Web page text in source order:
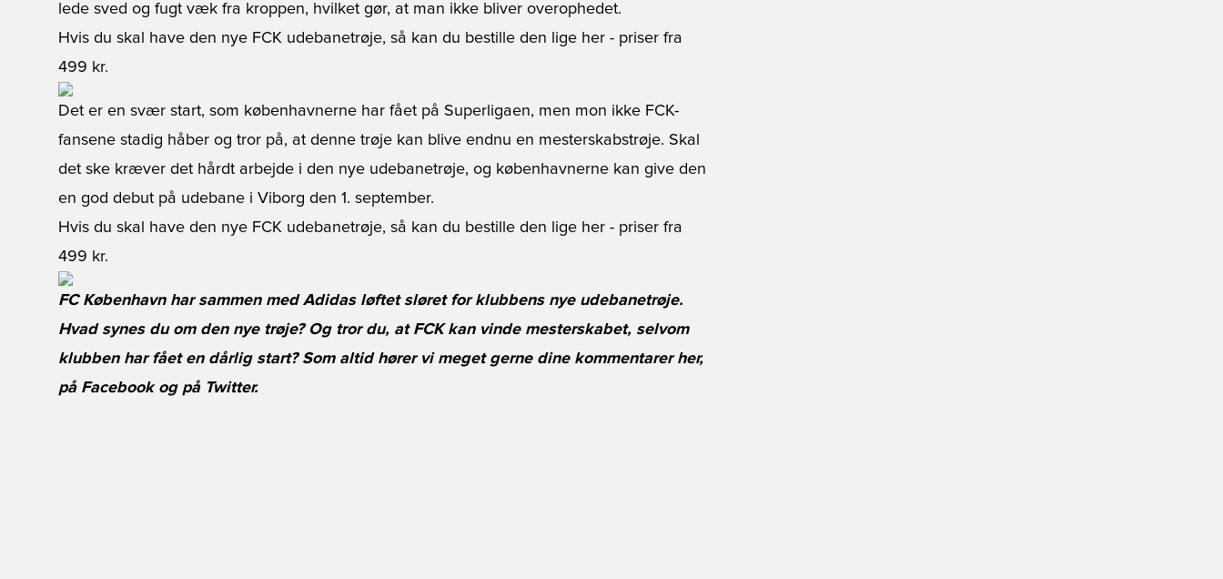
lede sved og fugt væk fra kroppen, hvilket gør, at man ikke bliver overophedet.
Hvis du skal have den nye FCK udebanetrøje, så kan du bestille den lige her - priser fra
499 kr.
Det er en svær start, som københavnerne har fået på Superligaen, men mon ikke FCK-
fansene stadig håber og tror på, at denne trøje kan blive endnu en mesterskabstrøje. Skal
det ske kræver det hårdt arbejde i den nye udebanetrøje, og københavnerne kan give den
en god debut på udebane i Viborg den 1. september.
Hvis du skal have den nye FCK udebanetrøje, så kan du bestille den lige her - priser fra
499 kr.
FC København har sammen med Adidas løftet sløret for klubbens nye udebanetrøje.
Hvad synes du om den nye trøje? Og tror du, at FCK kan vinde mesterskabet, selvom
klubben har fået en dårlig start? Som altid hører vi meget gerne dine kommentarer her,
på Facebookog på Twitter.